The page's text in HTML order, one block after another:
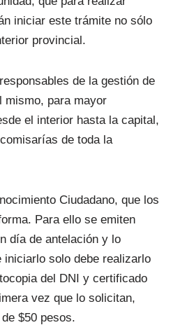
iniciar este trámite no sólo
provincial.
de la gestión de
mismo, para mayor
el interior hasta la capital,
de toda la
Ciudadano, que los
Para ello se emiten
día de antelación y lo
solo debe realizarlo
del DNI y certificado
vez que lo solicitan,
$50 pesos.